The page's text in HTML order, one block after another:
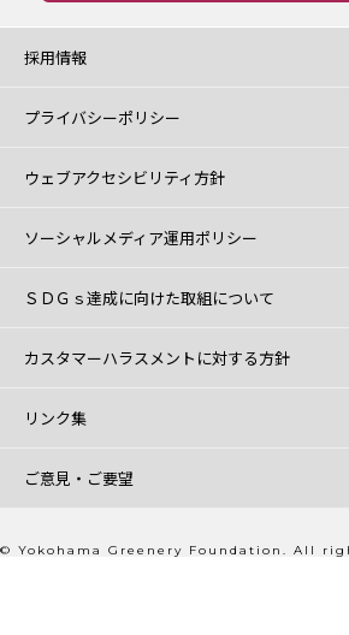
採用情報
プライバシーポリシー
ウェブアクセシビリティ方針
ソーシャルメディア運用ポリシー
ＳＤＧｓ達成に向けた取組について
カスタマーハラスメントに対する方針
リンク集
ご意見・ご要望
© Yokohama Greenery Foundation. All